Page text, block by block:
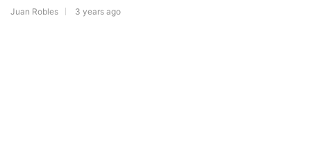
Juan Robles 3 years ago